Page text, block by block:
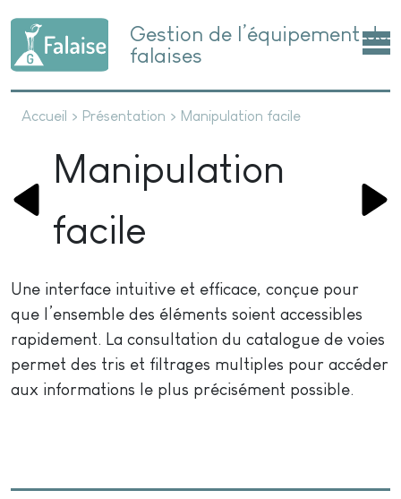
Gestion de l’équipement de
falaises
Accueil > Présentation > Manipulation facile
Manipulation
facile
Une interface intuitive et efficace, conçue pour
que l’ensemble des éléments soient accessibles
rapidement. La consultation du catalogue de voies
permet des tris et filtrages multiples pour accéder
aux informations le plus précisément possible.